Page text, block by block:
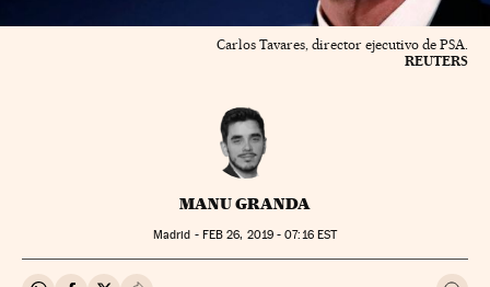
Carlos Tavares, director ejecutivo de PSA.
REUTERS
MANU GRANDA
Madrid - FEB 26, 2019 - 07:16EST